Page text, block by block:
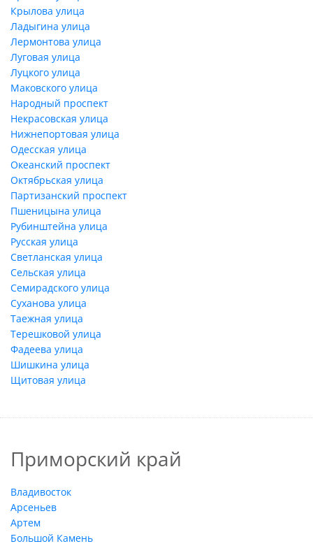
Крылова улица
Ладыгина улица
Лермонтова улица
Луговая улица
Луцкого улица
Маковского улица
Народный проспект
Некрасовская улица
Нижнепортовая улица
Одесская улица
Океанский проспект
Октябрьская улица
Партизанский проспект
Пшеницына улица
Рубинштейна улица
Русская улица
Светланская улица
Сельская улица
Семирадского улица
Суханова улица
Таежная улица
Терешковой улица
Фадеева улица
Шишкина улица
Щитовая улица
Приморский край
Владивосток
Арсеньев
Артем
Большой Камень